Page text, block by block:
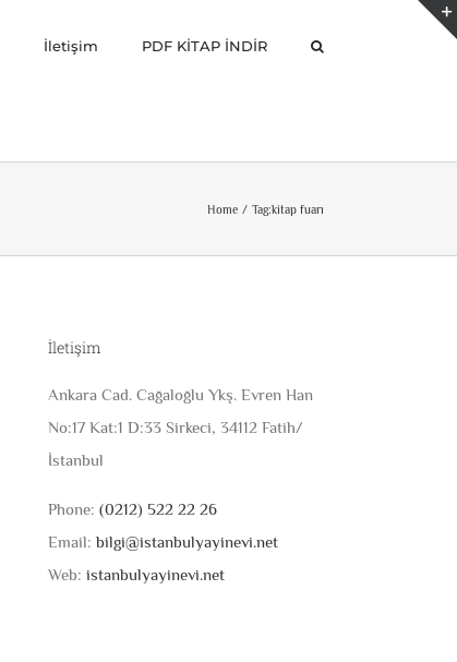
İletişim PDF KİTAP İNDİR
Home Tag:kitap fuarı
İletişim
Ankara Cad. Cağaloğlu Ykş. Evren Han
No:17 Kat:1 D:33 Sirkeci, 34112 Fatih/
İstanbul
Phone: (0212) 522 22 26
Email: bilgi@istanbulyayinevi.net
Web: istanbulyayinevi.net